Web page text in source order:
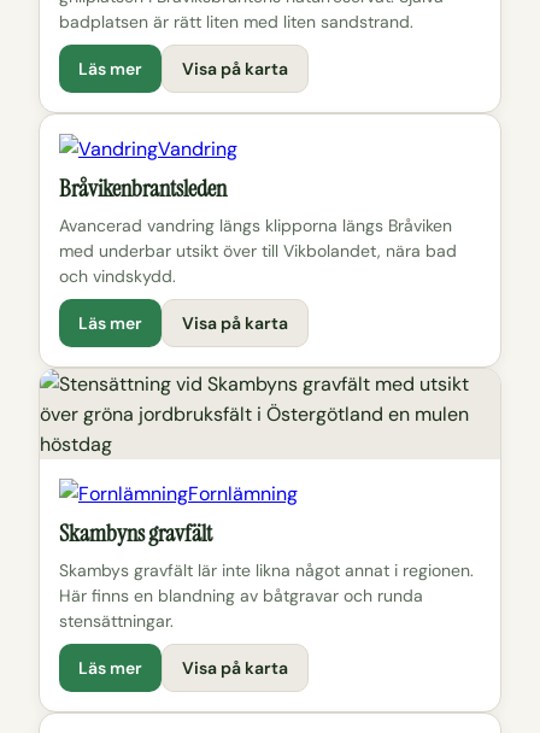
badplatsen är rätt liten med liten sandstrand.
Läs mer Visa på karta
Vandring
Bråvikenbrantsleden
Avancerad vandring längs klipporna längs Bråviken
med underbar utsikt över till Vikbolandet, nära bad
och vindskydd.
Läs mer Visa på karta
Fornlämning
Skambyns gravfält
Skambys gravfält lär inte likna något annat i regionen.
Här finns en blandning av båtgravar och runda
stensättningar.
Läs mer Visa på karta